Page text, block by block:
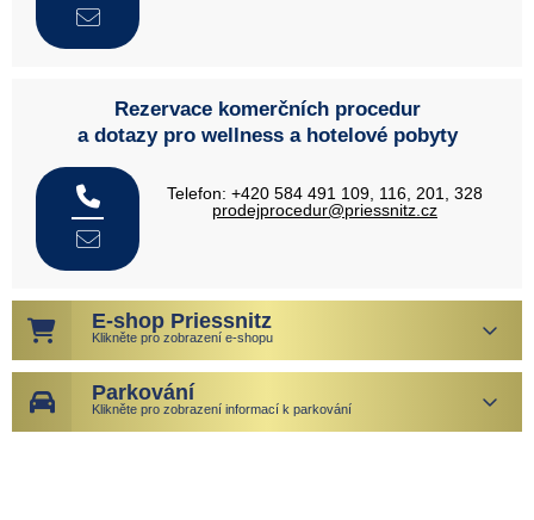
Rezervace komerčních procedur
a dotazy pro wellness a hotelové pobyty
Telefon: +420 584 491 109, 116, 201, 328
prodejprocedur@priessnitz.cz
E-shop Priessnitz
Klikněte pro zobrazení e-shopu
Parkování
Klikněte pro zobrazení informací k parkování